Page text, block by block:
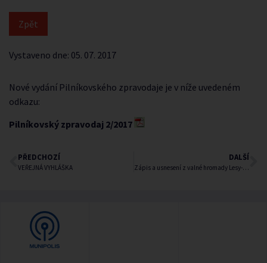
Vystaveno dne: 05. 07. 2017
Nové vydání Pilníkovského zpravodaje je v níže uvedeném
odkazu:
Pilníkovský zpravodaj 2/2017
PŘEDCHOZÍ
VEŘEJNÁ VYHLÁŠKA
DALŠÍ
Zápis a usnesení z valné hromady Lesy-Voda, s.r.o.